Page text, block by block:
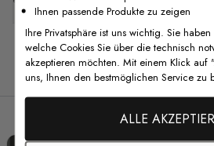
Verwandte
Ihnen passende Produkte zu zeigen
Ihre Privatsphäre ist uns wichtig. Sie
welche Cookies Sie über die technisch
akzeptieren möchten. Mit einem Klick auf
uns, Ihnen den bestmöglichen Service zu
ALLE